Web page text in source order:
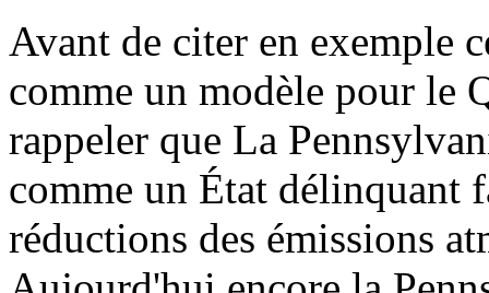
Avant de citer en exemple
comme un modèle pour le
rappeler que La
comme un État délinquant
réductions des émissions